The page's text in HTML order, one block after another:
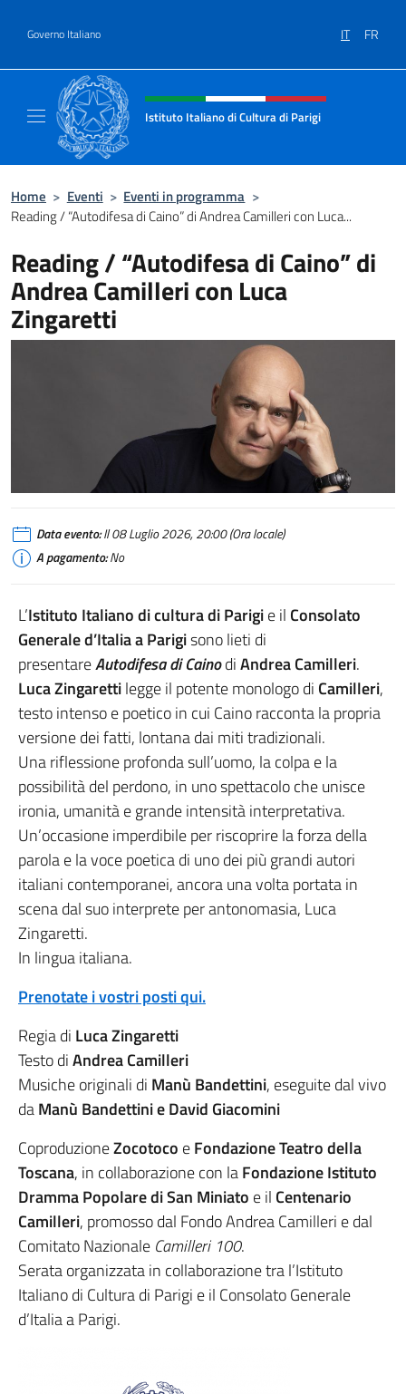
Governo Italiano IT FR
Intestazione sito, social e menù
Istituto Italiano di Cultura di Parigi
Home > Eventi > Eventi in programma >
Reading / “Autodifesa di Caino” di Andrea Camilleri con Luca...
Reading / “Autodifesa di Caino” di
Andrea Camilleri con Luca
Zingaretti
Data evento:Il 08 Luglio 2026, 20:00 (Ora locale)
A pagamento:No
L’Istituto Italiano di cultura di Parigie il Consolato
Generale d’Italia a Parigisono lieti di
presentareAutodifesa di CainodiAndrea Camilleri.
Luca Zingarettilegge il potente monologo di Camilleri,
testo intenso e poetico in cui Caino racconta la propria
versione dei fatti, lontana dai miti tradizionali.
Una riflessione profonda sull’uomo, la colpa e la
possibilità del perdono, in uno spettacolo che unisce
ironia, umanità e grande intensità interpretativa.
Un’occasione imperdibile per riscoprire la forza della
parola e la voce poetica di uno dei più grandi autori
italiani contemporanei, ancora una volta portata in
scena dal suo interprete per antonomasia, Luca
Zingaretti.
In lingua italiana.
Prenotate i vostri posti qui.
Regia di Luca Zingaretti
Testo diAndrea Camilleri
Musiche originali di Manù Bandettini, eseguite dal vivo
daManù Bandettini eDavid Giacomini
CoproduzioneZocotoco eFondazione Teatro della
Toscana, in collaborazione con laFondazione Istituto
Dramma Popolare di San Miniato e il Centenario
Camilleri, promosso dal Fondo Andrea Camilleri e dal
Comitato Nazionale Camilleri 100.
Serata organizzata in collaborazione tra l’Istituto
Italiano di Cultura di Parigi e il Consolato Generale
d’Italia a Parigi.